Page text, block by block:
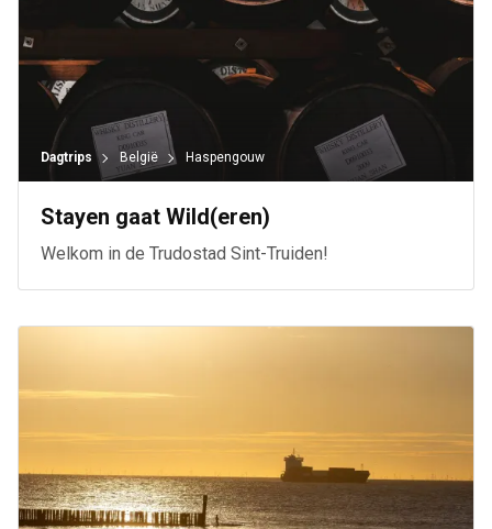
Dagtrips België Haspengouw
Stayen gaat Wild(eren)
Welkom in de Trudostad Sint-Truiden!